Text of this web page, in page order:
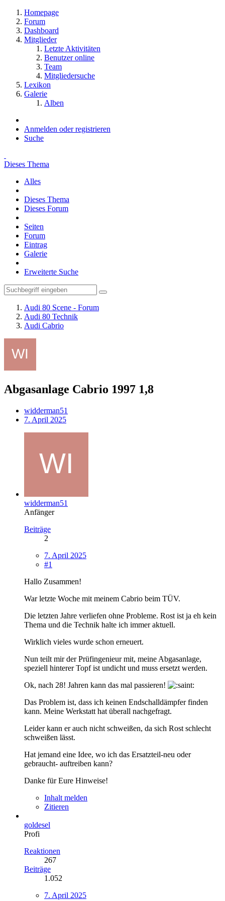
Homepage
Forum
Dashboard
Mitglieder
Letzte Aktivitäten
Benutzer online
Team
Mitgliedersuche
Lexikon
Galerie
Alben
Anmelden oder registrieren
Suche
Dieses Thema
Alles
Dieses Thema
Dieses Forum
Seiten
Forum
Eintrag
Galerie
Erweiterte Suche
Audi 80 Scene - Forum
Audi 80 Technik
Audi Cabrio
Abgasanlage Cabrio 1997 1,8
widderman51
7. April 2025
widderman51
Anfänger
Beiträge
2
7. April 2025
#1
Hallo Zusammen!
War letzte Woche mit meinem Cabrio beim TÜV.
Die letzten Jahre verliefen ohne Probleme. Rost ist ja eh kein
Thema und die Technik halte ich immer aktuell.
Wirklich vieles wurde schon erneuert.
Nun teilt mir der Prüfingenieur mit, meine Abgasanlage,
speziell hinterer Topf ist undicht und muss ersetzt werden.
Ok, nach 28! Jahren kann das mal passieren!
Das Problem ist, dass ich keinen Endschalldämpfer finden
kann. Meine Werkstatt hat überall nachgefragt.
Leider kann er auch nicht schweißen, da sich Rost schlecht
schweißen lässt.
Hat jemand eine Idee, wo ich das Ersatzteil-neu oder
gebraucht- auftreiben kann?
Danke für Eure Hinweise!
Inhalt melden
Zitieren
goldesel
Profi
Reaktionen
267
Beiträge
1.052
7. April 2025